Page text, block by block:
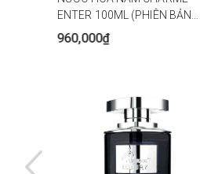
ENTER 100ML (PHIÊN BẢN
MỚI)
960,000₫